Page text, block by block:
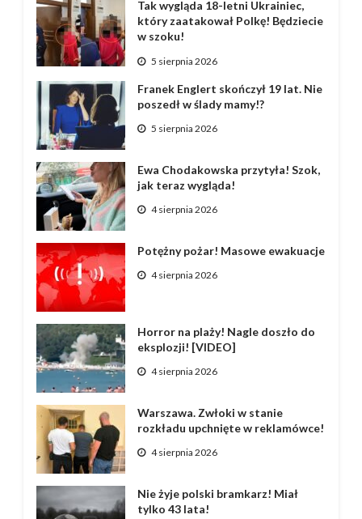
Tak wygląda 18-letni Ukrainiec,
który zaatakował Polkę! Będziecie
w szoku!
5 sierpnia 2026
Franek Englert skończył 19 lat. Nie
poszedł w ślady mamy!?
5 sierpnia 2026
Ewa Chodakowska przytyła! Szok,
jak teraz wygląda!
4 sierpnia 2026
Potężny pożar! Masowe ewakuacje
4 sierpnia 2026
Horror na plaży! Nagle doszło do
eksplozji! [VIDEO]
4 sierpnia 2026
Warszawa. Zwłoki w stanie
rozkładu upchnięte w reklamówce!
4 sierpnia 2026
Nie żyje polski bramkarz! Miał
tylko 43 lata!